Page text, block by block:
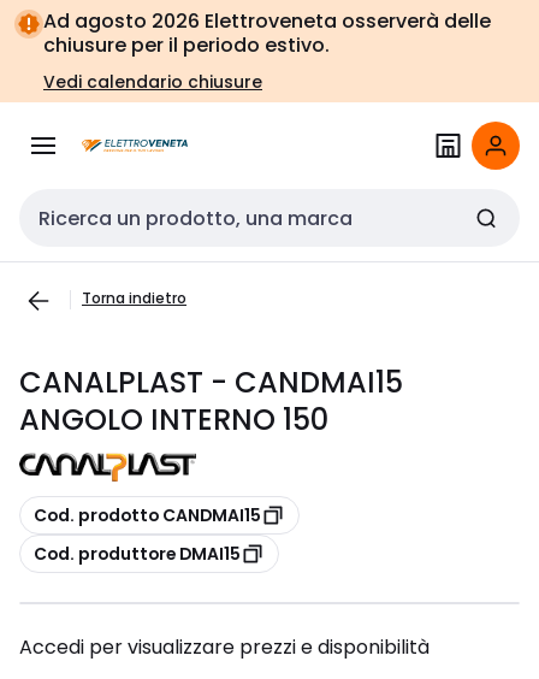
Vai alla
navigazione
Vai
alla
pagina
Ad agosto 2026 Elettroveneta osserverà delle
chiusure per il periodo estivo.
Vedi calendario chiusure
Cerca input
Torna indietro
CANALPLAST - CANDMAI15
ANGOLO INTERNO 150
copia
Cod. prodotto CANDMAI15
copia
Cod. produttore DMAI15
Accedi per visualizzare prezzi e disponibilità